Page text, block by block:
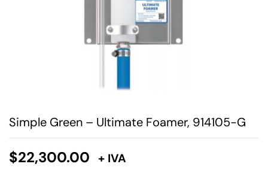
Simple Green – Ultimate Foamer, 914105-G
$22,300.00 + IVA